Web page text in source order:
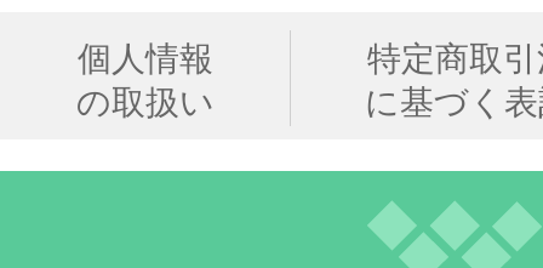
個人情報
の取扱い
特定商取
に基づく